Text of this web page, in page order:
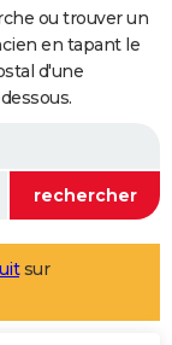
ou trouver un
en tapant le
d'une
sur